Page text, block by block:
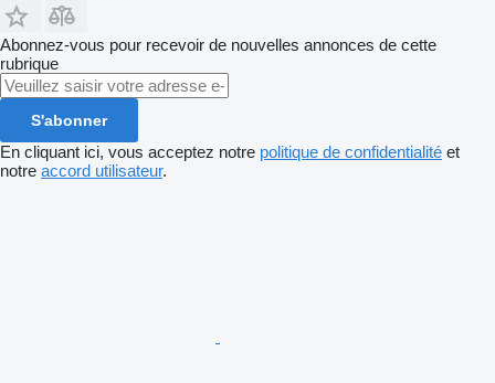
Abonnez-vous pour recevoir de nouvelles annonces de cette
rubrique
S'abonner
En cliquant ici, vous acceptez notre politique de confidentialité et
notre accord utilisateur.